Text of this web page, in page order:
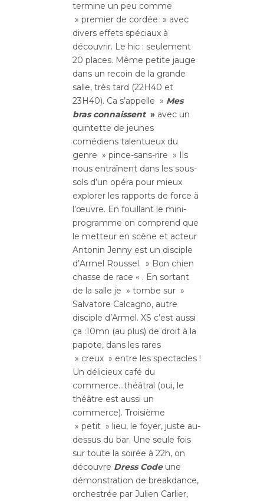
termine un peu comme
» premier de cordée » avec
divers effets spéciaux à
découvrir. Le hic : seulement
20 places. Même petite jauge
dans un recoin de la grande
salle, très tard (22H40 et
23H40). Ca s’appelle » Mes
bras connaissent» avec un
quintette de jeunes
comédiens talentueux du
genre » pince-sans-rire » Ils
nous entraînent dans les sous-
sols d’un opéra pour mieux
explorer les rapports de force à
l’œuvre. En fouillant le mini-
programme on comprend que
le metteur en scène et acteur
Antonin Jenny est un disciple
d’Armel Roussel. » Bon chien
chasse de race « . En sortant
de la salle je » tombe sur »
Salvatore Calcagno, autre
disciple d’Armel. XS c’est aussi
ça :10mn (au plus) de droit à la
papote, dans les rares
» creux » entre les spectacles !
Un délicieux café du
commerce…théâtral (oui, le
théâtre est aussi un
commerce). Troisième
» petit » lieu, le foyer, juste au-
dessus du bar. Une seule fois
sur toute la soirée à 22h, on
découvre Dress Codeune
démonstration de breakdance,
orchestrée par Julien Carlier,